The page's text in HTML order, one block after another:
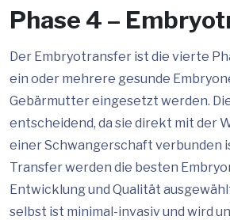
Phase 4 –
Der Embryotransfer ist die vierte
ein oder mehrere gesunde
Gebärmutter eingesetzt werden.
entscheidend, da sie direkt mit der
einer Schwangerschaft verbunden
Transfer werden die besten
Entwicklung und Qualität
selbst ist minimal-invasiv und wird